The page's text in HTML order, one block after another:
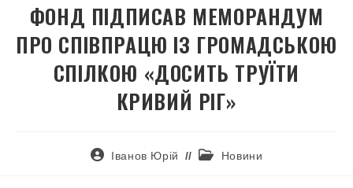
ФОНД ПІДПИСАВ МЕМОРАНДУМ
ПРО СПІВПРАЦЮ ІЗ ГРОМАДСЬКОЮ
СПІЛКОЮ «ДОСИТЬ ТРУЇТИ
КРИВИЙ РІГ»
Іванов Юрій Новини